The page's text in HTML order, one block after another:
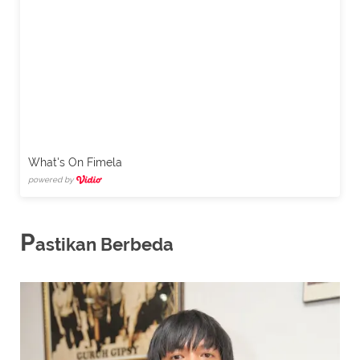
What's On Fimela
powered by
Pastikan Berbeda